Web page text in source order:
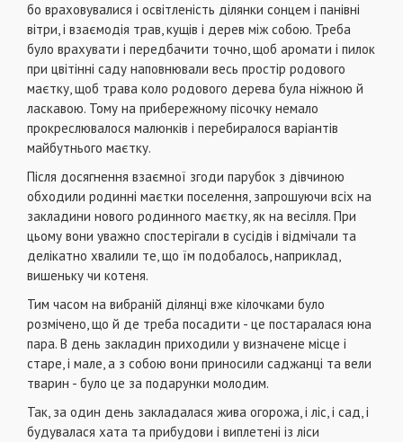
бо враховувалися і освітленість ділянки сонцем і панівні
вітри, і взаємодія трав, кущів і дерев між собою. Треба
було врахувати і передбачити точно, щоб аромати і пилок
при цвітінні саду наповнювали весь простір родового
маєтку, щоб трава коло родового дерева була ніжною й
ласкавою. Тому на прибережному пісочку немало
прокреслювалося малюнків і перебиралося варіантів
майбутнього маєтку.
Після досягнення взаємної згоди парубок з дівчиною
обходили родинні маєтки поселення, запрошуючи всіх на
закладини нового родинного маєтку, як на весілля. При
цьому вони уважно спостерігали в сусідів і відмічали та
делікатно хвалили те, що їм подобалось, наприклад,
вишеньку чи котеня.
Тим часом на вибраній ділянці вже кілочками було
розмічено, що й де треба посадити - це постаралася юна
пара. В день закладин приходили у визначене місце і
старе, і мале, а з собою вони приносили саджанці та вели
тварин - було це за подарунки молодим.
Так, за один день закладалася жива огорожа, і ліс, і сад, і
будувалася хата та прибудови і виплетені із ліси